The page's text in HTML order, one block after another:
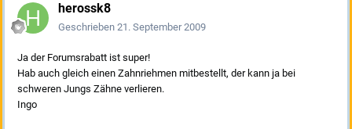
herossk8
Geschrieben 21. September 2009
Ja der Forumsrabatt ist super!
Hab auch gleich einen Zahnriehmen mitbestellt, der kann ja bei
schweren Jungs Zähne verlieren.
Ingo